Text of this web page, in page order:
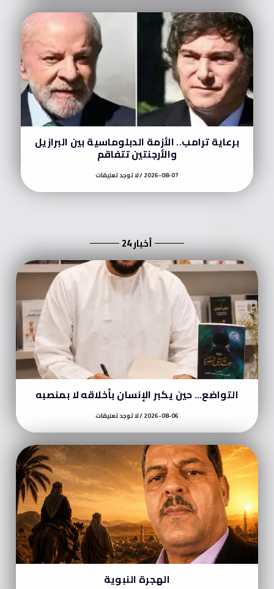
برعاية ترامب.. الأزمة الدبلوماسية بين البرازيل
والأرجنتين تتفاقم
2026-08-07 لا توجد تعليقات
أخبار 24
التواضع… حين يكبر الإنسان بأخلاقه لا بمنصبه
2026-08-06 لا توجد تعليقات
الهجرة النبوية